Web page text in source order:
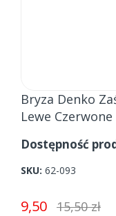
Skip
to
beginning
the
gallery
Bryza Denko
Lewe
Dostępność
SKU 62-093
9,50 15,50 zł